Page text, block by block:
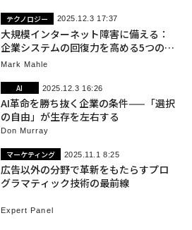
テクノロジー 2025.12.3 17:37
大規模インターネット障害に備える：
企業システムの回復力を高める5つの戦
略
Mark Mahle
AI 2025.12.3 16:26
AI革命を勝ち抜く企業の条件——「選択
の自由」が生存を左右する
Don Murray
マーケティング 2025.11.1 8:25
広告以外の分野で革新をもたらすプロ
グラマティック技術の最前線
Expert Panel